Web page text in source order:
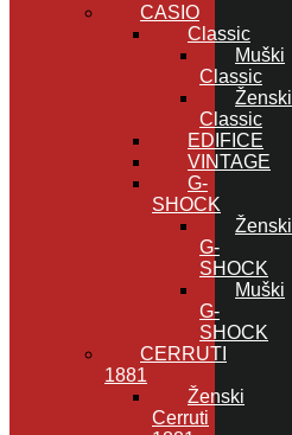
CASIO
Classic
Muški
Classic
Ženski
Classic
EDIFICE
VINTAGE
G-
SHOCK
Ženski
G-
SHOCK
Muški
G-
SHOCK
CERRUTI
1881
Ženski
Cerruti